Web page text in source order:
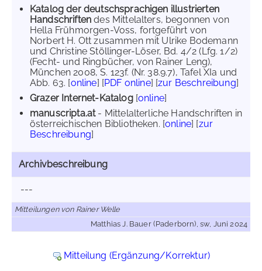
Katalog der deutschsprachigen illustrierten
Handschriften des Mittelalters, begonnen von
Hella Frühmorgen-Voss, fortgeführt von
Norbert H. Ott zusammen mit Ulrike Bodemann
und Christine Stöllinger-Löser, Bd. 4/2 (Lfg. 1/2)
(Fecht- und Ringbücher, von Rainer Leng),
München 2008, S. 123f. (Nr. 38.9.7), Tafel XIa und
Abb. 63. [online] [PDF online] [zur Beschreibung]
Grazer Internet-Katalog[online]
manuscripta.at- Mittelalterliche Handschriften in
österreichischen Bibliotheken. [online] [zur
Beschreibung]
Archivbeschreibung
---
Mitteilungen von Rainer Welle
Matthias J. Bauer (Paderborn), sw, Juni 2024
Mitteilung (Ergänzung/Korrektur)